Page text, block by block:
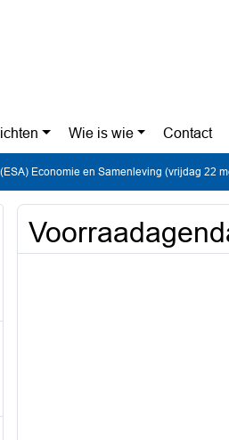
Wie is wie Contact
(ESA) Economie en Samenleving (vrijdag 22